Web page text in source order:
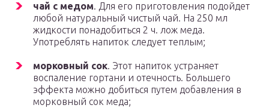
чай с медом. Для его приготовления подойдет
любой натуральный чистый чай. На 250 мл
жидкости понадобиться 2 ч. лож меда.
Употреблять напиток следует теплым;
морковный сок. Этот напиток устраняет
воспаление гортани и отечность. Большего
эффекта можно добиться путем добавления в
морковный сок меда;